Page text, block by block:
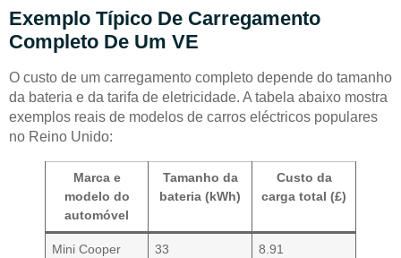
Exemplo Típico De Carregamento
Completo De Um VE
O custo de um carregamento completo depende do tamanho
da bateria e da tarifa de eletricidade. A tabela abaixo mostra
exemplos reais de modelos de carros eléctricos populares
no Reino Unido:
Marca e
modelo do
automóvel
Tamanho da
bateria (kWh)
Custo da
carga total (£)
Mini Cooper
33 8.91